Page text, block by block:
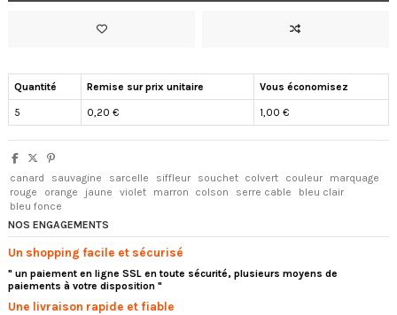
Quantité Remise sur prix unitaire Vous économisez
5 0,20 € 1,00 €
canard sauvagine sarcelle siffleur souchet colvert couleur
marquage
rouge
orange jaune violet marron colson serre cable
bleu clair
bleu fonce
NOS ENGAGEMENTS
Un shopping facile et sécurisé
" un paiement en ligne SSL en toute sécurité, plusieurs moyens de
paiements à votre disposition "
Une livraison rapide et fiable